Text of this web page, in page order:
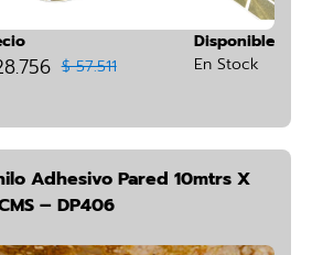
$ 57.511
Disponible
En Stock
Adhesivo Pared 10mtrs X
– DP406